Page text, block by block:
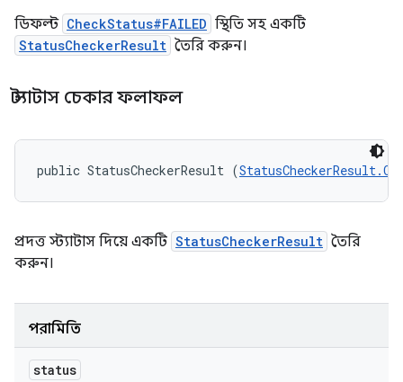
ডিফল্ট CheckStatus#FAILED স্থিতি সহ একটি
StatusCheckerResult তৈরি করুন।
স্ট্যাটাস চেকার ফলাফল
public StatusCheckerResult (
প্রদত্ত স্ট্যাটাস দিয়ে একটি StatusCheckerResult তৈরি
করুন।
পরামিতি
status